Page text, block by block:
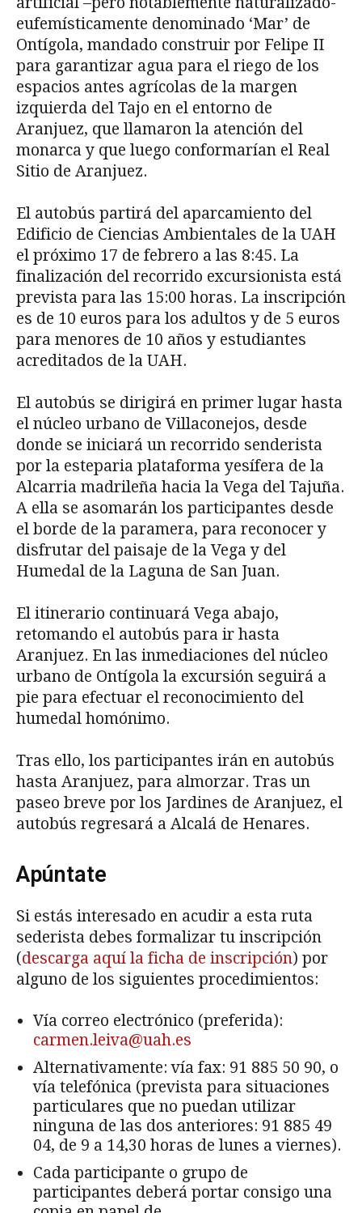
eufemísticamente denominado ‘Mar’ de
Ontígola, mandado construir por Felipe II
para garantizar agua para el riego de los
espacios antes agrícolas de la margen
izquierda del Tajo en el entorno de
Aranjuez, que llamaron la atención del
monarca y que luego conformarían el Real
Sitio de Aranjuez.
El autobús partirá del aparcamiento del
Edificio de Ciencias Ambientales de la UAH
el próximo 17 de febrero a las 8:45. La
finalización del recorrido excursionista está
prevista para las 15:00 horas. La inscripción
es de 10 euros para los adultos y de 5 euros
para menores de 10 años y estudiantes
acreditados de la UAH.
El autobús se dirigirá en primer lugar hasta
el núcleo urbano de Villaconejos, desde
donde se iniciará un recorrido senderista
por la esteparia plataforma yesífera de la
Alcarria madrileña hacia la Vega del Tajuña.
A ella se asomarán los participantes desde
el borde de la paramera, para reconocer y
disfrutar del paisaje de la Vega y del
Humedal de la Laguna de San Juan.
El itinerario continuará Vega abajo,
retomando el autobús para ir hasta
Aranjuez. En las inmediaciones del núcleo
urbano de Ontígola la excursión seguirá a
pie para efectuar el reconocimiento del
humedal homónimo.
Tras ello, los participantes irán en autobús
hasta Aranjuez, para almorzar. Tras un
paseo breve por los Jardines de Aranjuez, el
autobús regresará a Alcalá de Henares.
Apúntate
Si estás interesado en acudir a esta ruta
sederista debes formalizar tu inscripción
(descarga aquí la ficha de inscripción) por
alguno de los siguientes procedimientos:
Vía correo electrónico (preferida):
carmen.leiva@uah.es
Alternativamente: vía fax: 91 885 50 90, o
vía telefónica (prevista para situaciones
particulares que no puedan utilizar
ninguna de las dos anteriores: 91 885 49
04, de 9 a 14,30 horas de lunes a viernes).
Cada participante o grupo de
participantes deberá portar consigo una